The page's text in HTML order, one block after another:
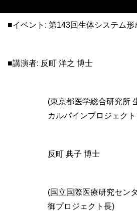
■イベント: 第143回生体システム形
■講演者: 反町 洋之 博士
(東京都医学総合研究所
カルパインプロジェク
反町 典子 博士
(国立国際医療研究セン
御プロジェクト長)